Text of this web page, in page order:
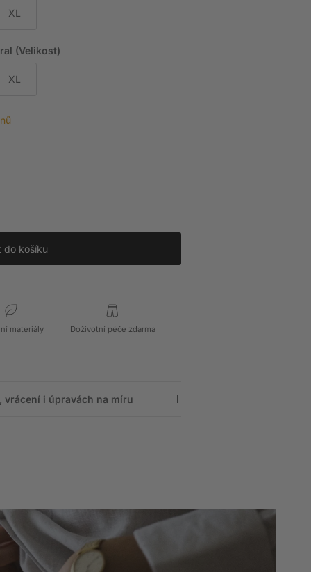
XL
(Velikost)
XL
do košíku
materiály Doživotní péče zdarma
i úpravách na míru